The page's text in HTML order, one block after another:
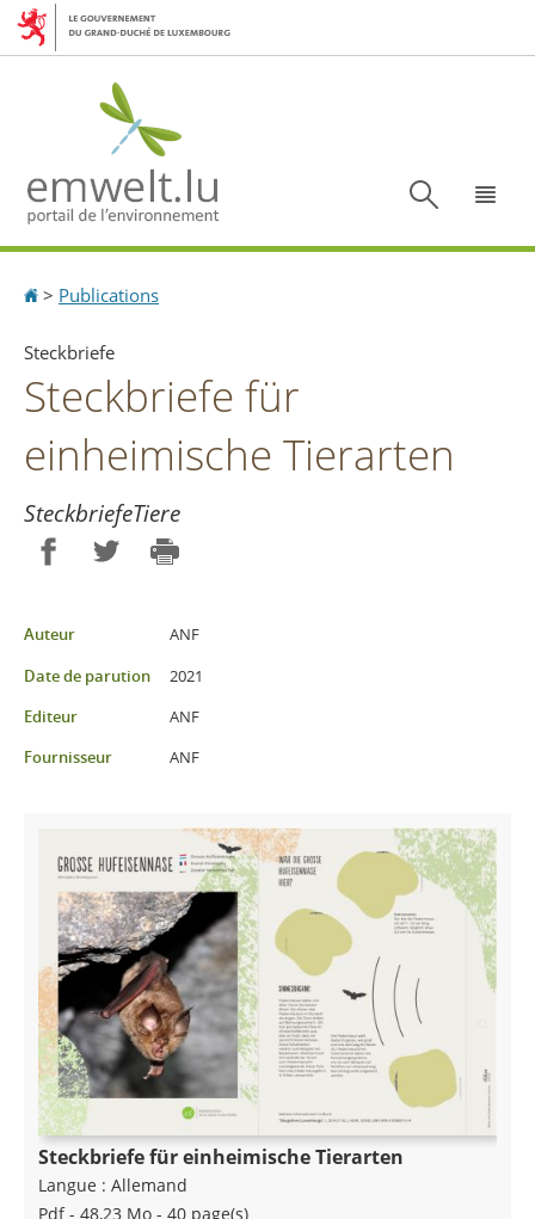
Aller
Aller
Accueil
> Publications
Steckbriefe
Steckbriefe für
einheimische Tierarten
SteckbriefeTiere
Auteur
ANF
Date de parution
2021
Editeur
ANF
Fournisseur
ANF
Steckbriefe für einheimische Tierarten
Langue : Allemand
Pdf - 48,23 Mo - 40 page(s)